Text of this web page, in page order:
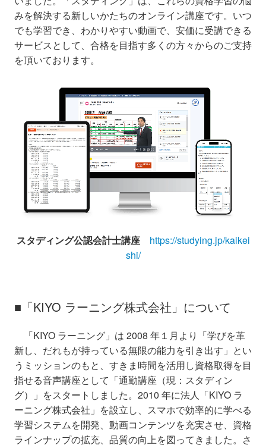
みを解決する新しいかたちのオンライン講座です。いつ
でも学習でき、わかりやすい動画で、安価に受講できる
サービスとして、合格を目指す多くの方々からのご支持
を頂いております。
スタディング公認会計士講座
https://studying.jp/kaikei
shi/
■「KIYO ラーニング株式会社」について
「KIYO ラーニング」は 2008 年１月より「学びを革
新し、だれもが持っている無限の能力を引き出す」とい
うミッションのもと、すきま時間を活用し資格取得を目
指せる音声講座として「通勤講座（現：スタディン
グ）」をスタートしました。2010 年に法人「KIYO ラ
ーニング株式会社」を設立し、スマホで効率的に学べる
学習システムを開発、動画コンテンツを充実させ、資格
ラインナップの拡充、品質の向上を図ってきました。さ